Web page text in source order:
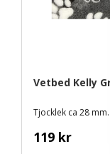
Vetbed Kelly
Tjocklek ca 28
119 kr